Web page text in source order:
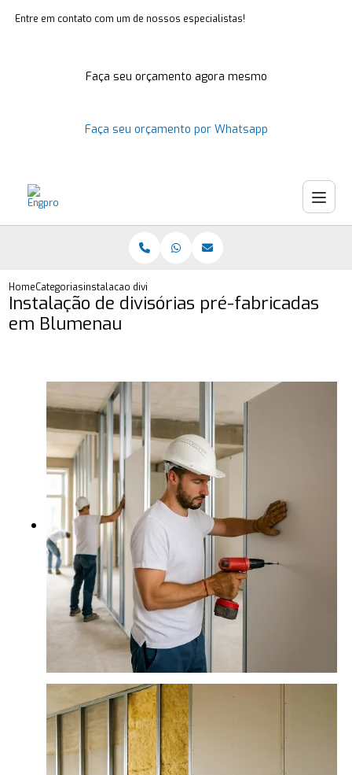
Entre em contato com um de nossos especialistas!
Faça seu orçamento agora mesmo
Faça seu orçamento por Whatsapp
HomeCategoriasinstalacao divisorias pre fabricadas blumenau
Instalação de divisórias pré-fabricadas
em Blumenau